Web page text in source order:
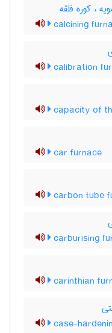
، کوره فلقه
calcining
calibration
capacity of
car furnace
carbon tube
carburising
carinthian
case-